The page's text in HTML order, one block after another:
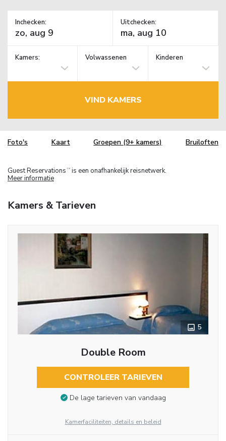
Inchecken: Uitchecken:
Kamers: Volwassenen Kinderen
VIND KAMERS
Foto's Kaart Groepen (9+ kamers) Bruiloften
Guest Reservations TM is een onafhankelijk reisnetwerk.
Meer informatie
Kamers & Tarieven
5
Double Room
CONTROLEER TARIEVEN
De lage tarieven van vandaag
Kamerfaciliteiten, details en beleid